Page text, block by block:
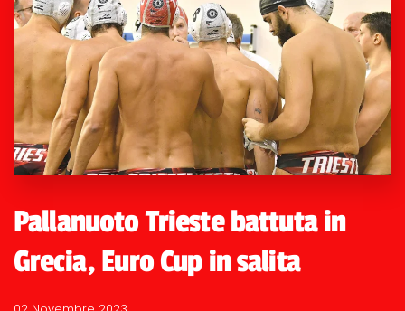
Pallanuoto Trieste battuta in
Grecia, Euro Cup in salita